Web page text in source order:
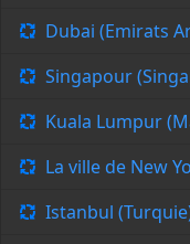
Dubai (Emirats
Singapour
Kuala Lumpur
La ville de New
Istanbul